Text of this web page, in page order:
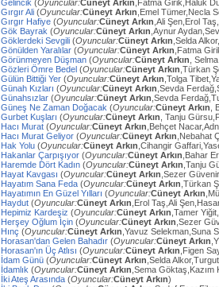
Gelincik (Oyuncular:Cüneyt Arkın ,Fatma Girik,Haluk
Gırgır Ali (Oyuncular:Cüneyt Arkın ,Emel Tümer,Necla
Gırgır Hafiye (Oyuncular:Cüneyt Arkın ,Ali Şen,Erol
Gök Bayrak (Oyuncular:Cüneyt Arkın ,Aynur
Göklerdeki Sevgili (Oyuncular:Cüneyt Arkın ,Selda
Gönülden Yaralılar (Oyuncular:Cüneyt Arkın ,Fatma
Görünmeyen Düşman (Oyuncular:Cüneyt Arkın ,
Gözleri Ömre Bedel (Oyuncular:Cüneyt Arkın ,Türkan
Gülün Bittiği Yer (Oyuncular:Cüneyt Arkın ,Tolga
Günah Kızları (Oyuncular:Cüneyt Arkın ,Sevda
Günahsızlar (Oyuncular:Cüneyt Arkın ,Sevda
Güneş Ne Zaman Doğacak (Oyuncular:Cüneyt Arkın ,
Gurbet Kuşları (Oyuncular:Cüneyt Arkın , Tanju
Hacı Murat (Oyuncular:Cüneyt Arkın ,Behçet
Hacı Murat Geliyor (Oyuncular:Cüneyt Arkın ,Nebahat
Hak Yolu (Oyuncular:Cüneyt Arkın ,Cihangir
Hakanlar Çarpışıyor (Oyuncular:Cüneyt Arkın ,Bahar
Haremde Dört Kadın (Oyuncular:Cüneyt Arkın ,Tanju
Hayat Kavgası (Oyuncular:Cüneyt Arkın ,Sezer
Hayatım Sana Feda (Oyuncular:Cüneyt Arkın ,Türkan
Hayatımın En Güzel Yılları (Oyuncular:Cüneyt Arkın
Haydut (Oyuncular:Cüneyt Arkın ,Erol Taş,Ali
Hepimiz Kardeşiz (Oyuncular:Cüneyt Arkın ,Tamer
Herşey Oğlum İçin (Oyuncular:Cüneyt Arkın ,Sezer
Hınç (Oyuncular:Cüneyt Arkın ,Yavuz Selekman,Suna
Horasan'dan Gelen Bahadır (Oyuncular:Cüneyt Arkın
Horasan'ın Üç Atlısı (Oyuncular:Cüneyt Arkın ,Figen
İdam Günü (Oyuncular:Cüneyt Arkın ,Selda
İdamlık (Oyuncular:Cüneyt Arkın ,Sema
İki Ateş Arasında (Oyuncular:Cüneyt Arkın)